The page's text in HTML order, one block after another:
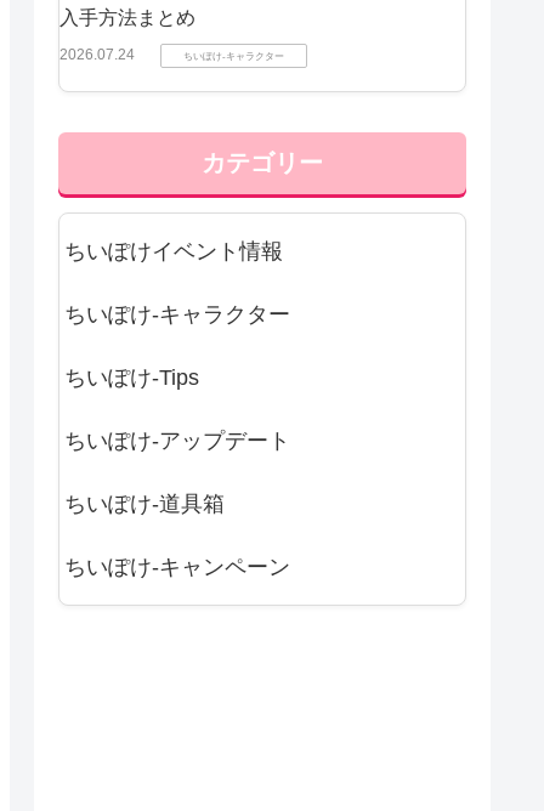
入手方法まとめ
2026.07.24 ちいぽけ-キャラクター
カテゴリー
ちいぽけイベント情報
ちいぽけ-キャラクター
ちいぽけ-Tips
ちいぽけ-アップデート
ちいぽけ-道具箱
ちいぽけ-キャンペーン